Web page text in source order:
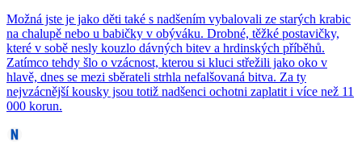
Možná jste je jako děti také s nadšením vybalovali ze starých krabic
na chalupě nebo u babičky v obýváku. Drobné, těžké postavičky,
které v sobě nesly kouzlo dávných bitev a hrdinských příběhů.
Zatímco tehdy šlo o vzácnost, kterou si kluci střežili jako oko v
hlavě, dnes se mezi sběrateli strhla nefalšovaná bitva. Za ty
nejvzácnější kousky jsou totiž nadšenci ochotni zaplatit i více než 11
000 korun.